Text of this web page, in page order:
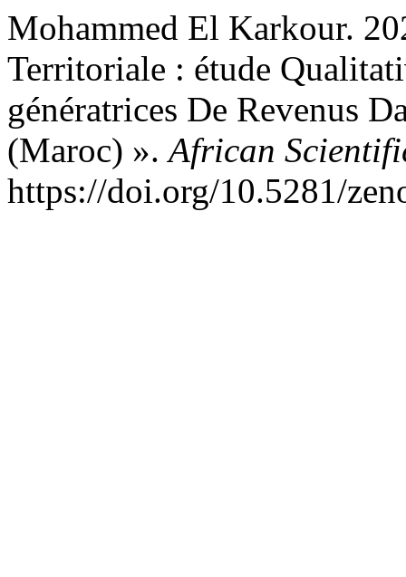
Mohammed El Karkour.
Territoriale : étude
génératrices De Revenus
(Maroc) ».African
https://doi.org/10.5281/